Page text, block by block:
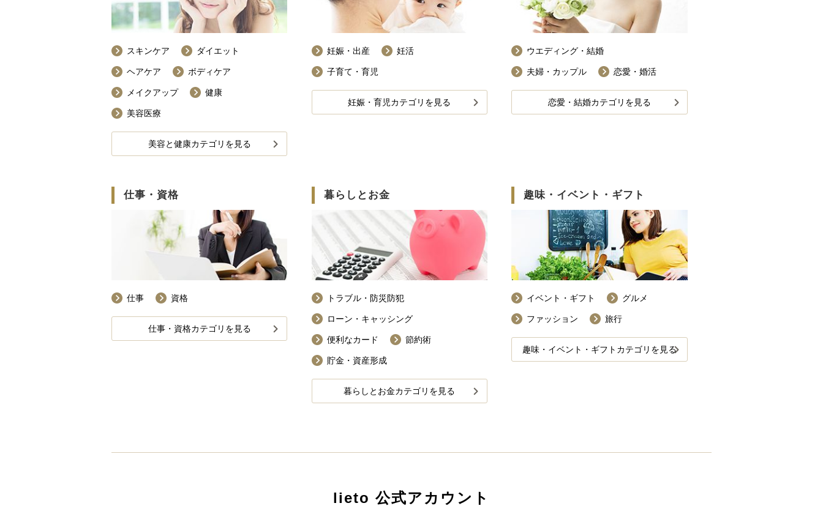
スキンケア ダイエット
ヘアケア ボディケア
メイクアップ 健康
美容医療
美容と健康カテゴリを見る
妊娠・出産 妊活
子育て・育児
妊娠・育児カテゴリを見る
ウエディング・結婚
夫婦・カップル 恋愛・婚活
恋愛・結婚カテゴリを見る
仕事・資格
仕事 資格
仕事・資格カテゴリを見る
暮らしとお金
トラブル・防災防犯
ローン・キャッシング
便利なカード 節約術
貯金・資産形成
暮らしとお金カテゴリを見る
趣味・イベント・ギフト
イベント・ギフト グルメ
ファッション 旅行
趣味・イベント・ギフトカテゴリを見る
lieto 公式アカウント